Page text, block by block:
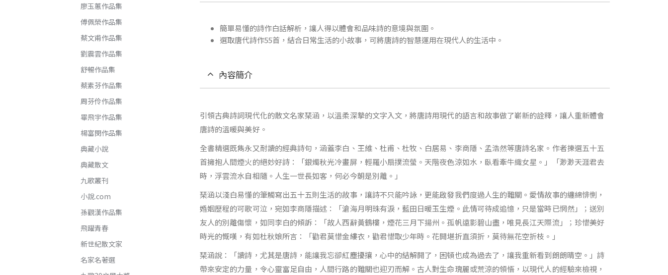
簡單易懂的詩作白話解析，讓人得以體會和品味詩的意境與氛圍。
選取唐代詩作55首，結合日常生活的小故事，可將唐詩的智慧運用在現代人的生活中。
內容簡介
引領古典詩詞現代化的散文名家琹涵，以溫柔深摯的文字入文，將唐詩用現代的語言和故事做了嶄新的詮釋，讓人重新體會
唐詩的溫暖與美好。
全書精選既雋永又耐讀的經典詩句，涵蓋李白、王維、杜甫、杜牧、白居易、李商隱、孟浩然等唐詩名家。作者揀選五十五
首擁抱人間煙火的絕妙好詩：「銀燭秋光冷畫屏，輕羅小扇撲流螢。天階夜色涼如水，臥看牽牛織女星。」「渺渺天涯君去
時，浮雲流水自相隨。人生一世長如客，何必今朝是別離。」
琹涵以淺白易懂的筆觸寫出五十五則生活的故事，讓詩不只能吟詠，更能啟發我們度過人生的難關。愛情故事的纏綿悱惻，
婚姻歷程的可歌可泣，宛如李商隱描述：「滄海月明珠有淚，藍田日暖玉生煙。此情可待成追憶，只是當時已惘然」；送別
友人的別離傷懷，如同李白的傾訴：「故人西辭黃鶴樓，煙花三月下揚州。孤帆遠影碧山盡，唯見長江天際流」；珍惜美好
時光的慨嘆，有如杜秋娘所言：「勸君莫惜金縷衣，勸君惜取少年時。花開堪折直須折，莫待無花空折枝。」
琹涵說：「讀詩，尤其是唐詩，能讓我忘卻紅塵擾攘，心中的結解開了，困頓也成為過去了，讓我重新看到朗朗晴空。」詩
帶來安定的力量，令心靈富足自由，人間行路的難關也迎刃而解。古人對生命瑰麗或荒涼的領悟，以現代人的經驗來檢視，
廖玉蕙作品集
傅佩榮作品集
蔡文甫作品集
劉震雲作品集
舒暢作品集
蔡素芬作品集
周芬伶作品集
畢飛宇作品集
楊富閔作品集
典藏小說
典藏散文
九歌叢刊
小說.com
孫觀漢作品集
飛躍青春
新世紀散文家
名家名著選